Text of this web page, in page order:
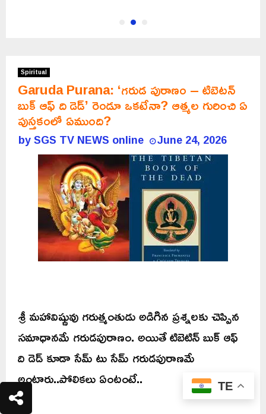
Spiritual
Garuda Purana: ‘గరుడ పురాణం – టిబెటన్
బుక్ ఆఫ్ ది డెడ్’ రెండూ ఒకటేనా? ఆత్మల గురించి ఏ
పుస్తకంలో ఏముంది?
bySGS TV NEWS online June 24, 2026
శ్రీ మహావిష్ణువు గరుత్మంతుడు అడిగిన ప్రశ్నలకు చెప్పిన
సమాధానమే గరుడపురాణం. అయితే టిబెటిన్ బుక్ ఆఫ్
ది డెడ్ కూడా సేమ్ టు సేమ్ గరుడపురాణమే
అంటారు..పోలికలు ఏంటంటే..
TE